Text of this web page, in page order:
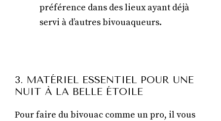
préférence dans des lieux ayant déjà
servi à d’autres bivouaqueurs.
3. MATÉRIEL ESSENTIEL POUR UNE
NUIT À LA BELLE ÉTOILE
Pour faire du bivouac comme un pro, il vous